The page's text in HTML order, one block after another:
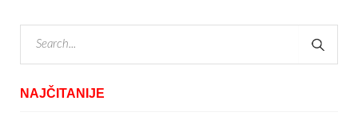
NAJČITANIJE